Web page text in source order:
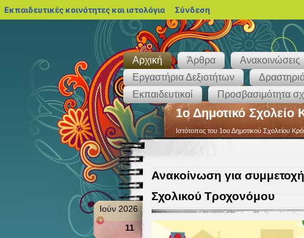
Αρχική Άρθρα Ανακοινώσεις
Εργαστήρια Δεξιοτήτων
Εκπαιδευτικοί
Προσβασιμότητα
1ο Δημοτικό Σχολείο
Ιστότοπος του 1ου Δημοτικού Σχολείου
Ανακοίνωση για
Σχολικού Τροχονόμου
Ιούν 2026
11
Εκπαιδευτικές κοινότητες και ιστολόγια blogs.sch.gr
Σύνδεση